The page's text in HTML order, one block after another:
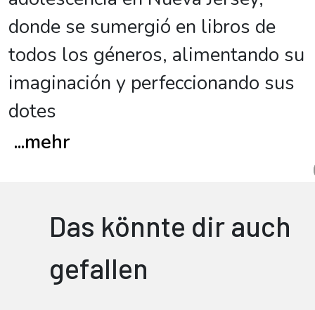
donde se sumergió en libros de
todos los géneros, alimentando su
imaginación y perfeccionando sus
dotes
...mehr
Das könnte dir auch
gefallen